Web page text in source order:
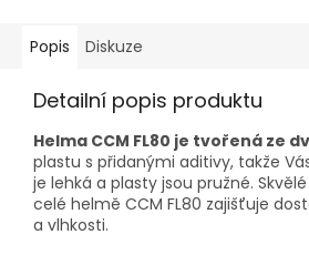
Popis Diskuze
Detailní popis produktu
Helma CCM FL80 je tvořená ze
plastu s přidanými aditivy, takže
je lehká a plasty jsou pružné.
celé helmě CCM FL80 zajišťuje
a vlhkosti.